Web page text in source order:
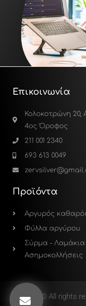
Επικοινωνία
Κολοκοτρώνη 20,
4ος Όροφος
211 001 2340
693 613 0049
Προϊόντα
Αργυρός
Φύλλα αργύρου
Σύρμα - Λαμάκια
Ασημοκολλήσεις
© All rights